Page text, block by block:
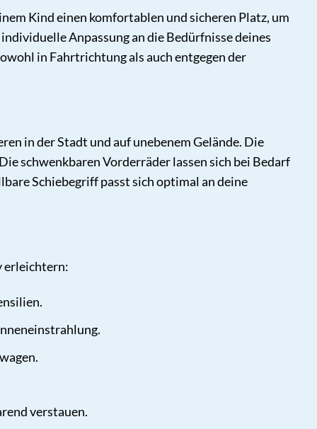
Kind einen komfortablen und sicheren Platz, um
Anpassung an die Bedürfnisse deines
in Fahrtrichtung als auch entgegen der
in der Stadt und auf unebenem Gelände. Die
schwenkbaren Vorderräder lassen sich bei Bedarf
Schiebegriff passt sich optimal an deine
erleichtern:
verstauen.